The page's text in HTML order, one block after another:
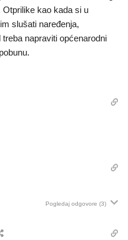
kao kada si u
slušati naređenja,
napraviti općenarodni
Pogledaj odgovore (3)